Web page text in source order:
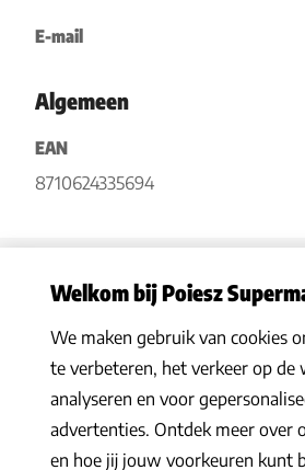
E-mail
Algemeen
EAN
8710624335694
Privacy statement|Algemene
Veelgestelde vragen|
© 2026 Poiesz Supermarkten B.V. Alle
Welkom bij Poiesz
We maken gebruik van cookies
te verbeteren, het verkeer op de
analyseren en voor
advertenties. Ontdek meer over
en hoe jij jouw voorkeuren kunt